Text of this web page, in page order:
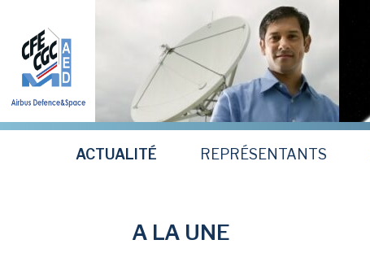
contenu
principal
ACTUALITÉ REPRÉSENTANTS
A LA UNE